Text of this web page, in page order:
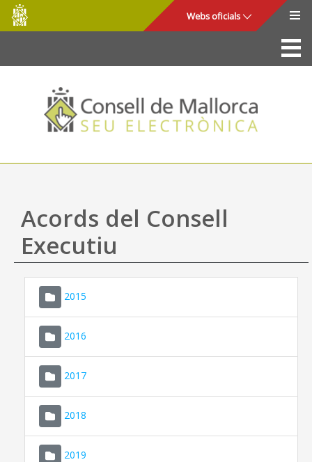
Salta al contingut principal
Consell
de
Mallorca
Webs oficials
La Seu
Consell de Mallorca
Accés i seguretat
Utilitats
Ajuda
Acords del Consell
Executiu
2015
2016
2017
2018
2019